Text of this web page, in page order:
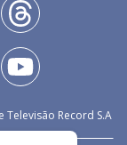
Televisão Record S.A